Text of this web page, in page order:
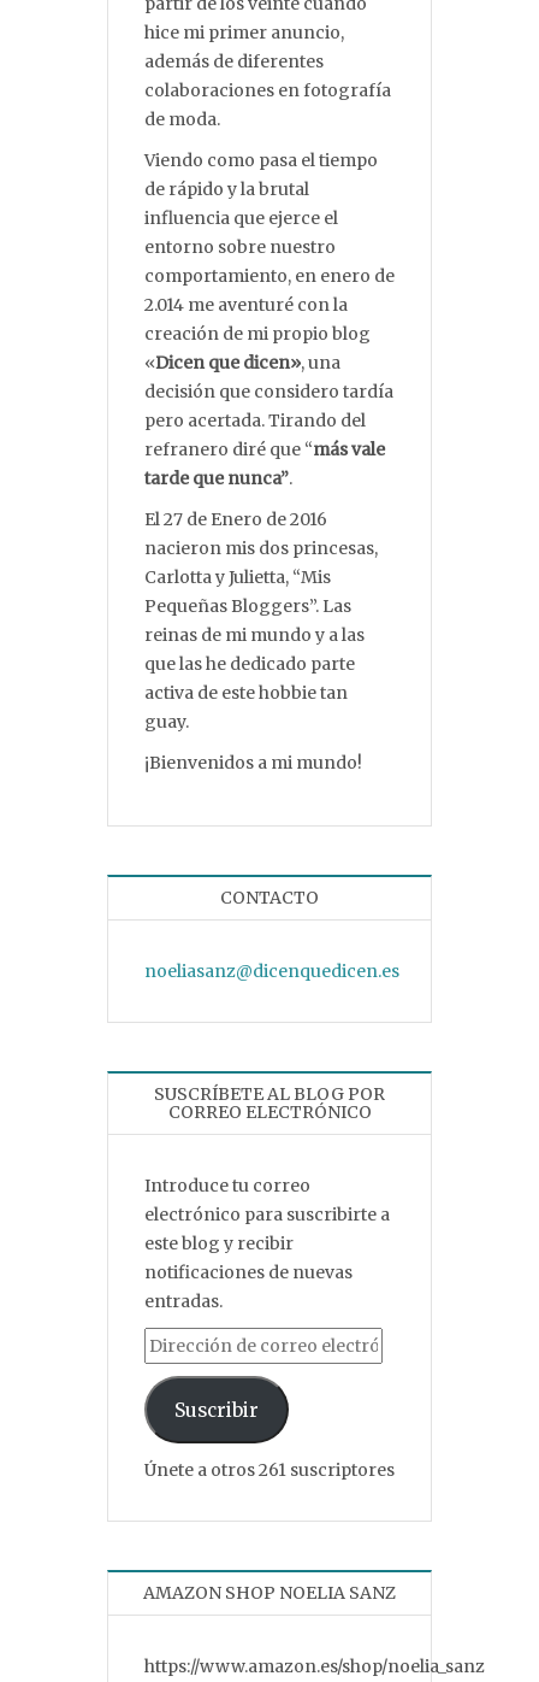
hice mi primer anuncio,
además de diferentes
colaboraciones en fotografía
de moda.
Viendo como pasa el tiempo
de rápido y la brutal
influencia que ejerce el
entorno sobre nuestro
comportamiento, en enero de
2.014 me aventuré con la
creación de mi propio blog
«Dicen que dicen», una
decisión que considero tardía
pero acertada. Tirando del
refranero diré que “más vale
tarde que nunca”.
El 27 de Enero de 2016
nacieron mis dos princesas,
Carlotta y Julietta, “Mis
Pequeñas Bloggers”. Las
reinas de mi mundo y a las
que las he dedicado parte
activa de este hobbie tan
guay.
¡Bienvenidos a mi mundo!
CONTACTO
noeliasanz@dicenquedicen.es
SUSCRÍBETE AL BLOG POR
CORREO ELECTRÓNICO
Introduce tu correo
electrónico para suscribirte a
este blog y recibir
notificaciones de nuevas
entradas.
Dirección de correo electrónico
Suscribir
Únete a otros 261 suscriptores
AMAZON SHOP NOELIA SANZ
https://www.amazon.es/shop/noelia_sanz